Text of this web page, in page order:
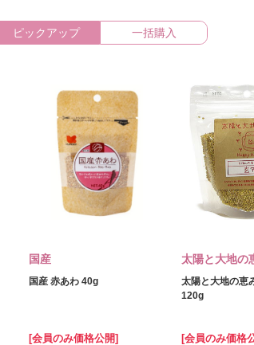
ピックアップ 一括購入
国産
国産 赤あわ 40g
[会員のみ価格公開]
太陽と大地の
太陽と大地の恵
120g
[会員のみ価格